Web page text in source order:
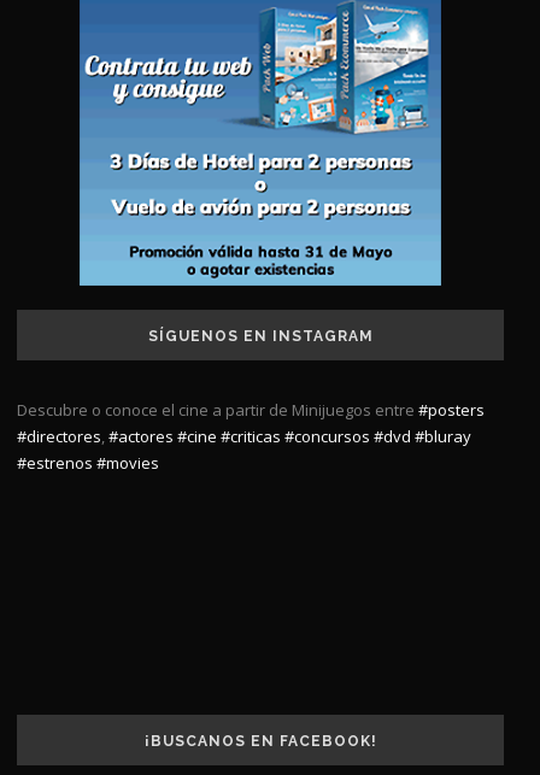
SÍGUENOS EN INSTAGRAM
Descubre o conoce el cine a partir de Minijuegos entre #posters
#directores,#actores #cine #criticas #concursos #dvd #bluray
#estrenos #movies
¡BUSCANOS EN FACEBOOK!